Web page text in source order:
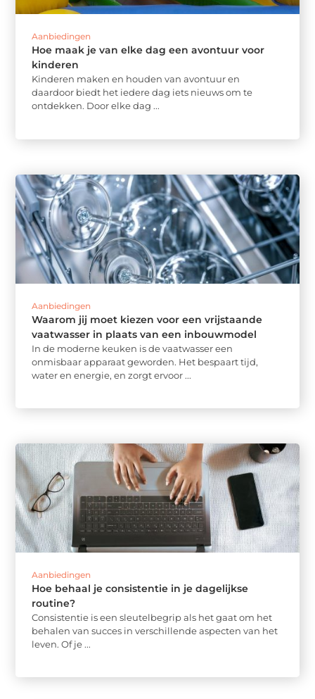
Aanbiedingen
Hoe maak je van elke dag een avontuur voor
kinderen
Kinderen maken en houden van avontuur en
daardoor biedt het iedere dag iets nieuws om te
ontdekken. Door elke dag ...
Aanbiedingen
Waarom jij moet kiezen voor een vrijstaande
vaatwasser in plaats van een inbouwmodel
In de moderne keuken is de vaatwasser een
onmisbaar apparaat geworden. Het bespaart tijd,
water en energie, en zorgt ervoor ...
Aanbiedingen
Hoe behaal je consistentie in je dagelijkse
routine?
Consistentie is een sleutelbegrip als het gaat om het
behalen van succes in verschillende aspecten van het
leven. Of je ...